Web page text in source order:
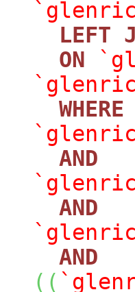
LEFT
ON
WHERE
AND
AND
AND
( (